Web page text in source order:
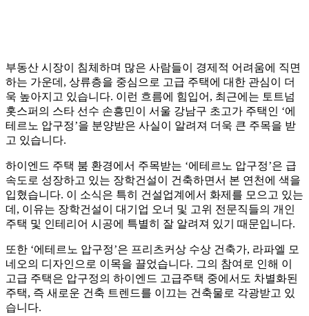
부동산 시장이 침체하며 많은 사람들이 경제적 어려움에 직면
하는 가운데, 상류층을 중심으로 고급 주택에 대한 관심이 더
욱 높아지고 있습니다. 이런 흐름에 힘입어, 최근에는 토트넘
홋스퍼의 스타 선수 손흥민이 서울 강남구 초고가 주택인 ‘에
테르노 압구정’을 분양받은 사실이 알려져 더욱 큰 주목을 받
고 있습니다.
하이엔드 주택 붐 환경에서 주목받는 ‘에테르노 압구정’은 급
속도로 성장하고 있는 장학건설이 건축하면서 본 연천에 색을
입혔습니다. 이 소식은 특히 건설업계에서 화제를 모으고 있는
데, 이유는 장학건설이 대기업 오너 및 고위 전문직들의 개인
주택 및 인테리어 시공에 특별히 잘 알려져 있기 때문입니다.
또한 ‘에테르노 압구정’은 프리츠커상 수상 건축가, 라파엘 모
네오의 디자인으로 이목을 끌었습니다. 그의 참여로 인해 이
고급 주택은 압구정의 하이엔드 고급주택 중에서도 차별화된
주택, 즉 새로운 건축 트렌드를 이끄는 건축물로 각광받고 있
습니다.